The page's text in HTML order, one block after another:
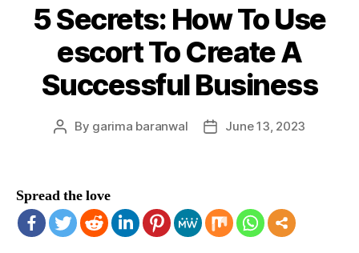
5 Secrets: How To Use
escort To Create A
Successful Business
Post
By garima baranwal
PostJune 13, 2023
Spread the love